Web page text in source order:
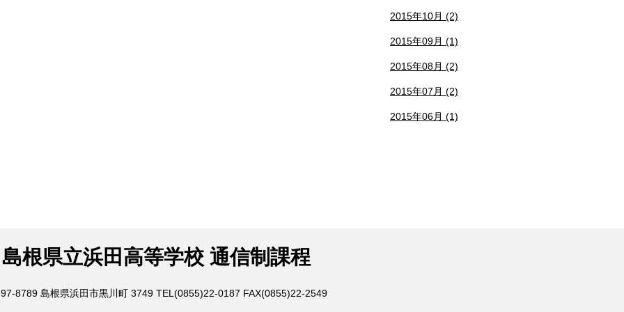
2015年10月 (2)
2015年09月 (1)
2015年08月 (2)
2015年07月 (2)
2015年06月 (1)
島根県立浜田高等学校 通信制課程
8789 島根県浜田市黒川町 3749 TEL(0855)22-0187 FAX(0855)22-2549